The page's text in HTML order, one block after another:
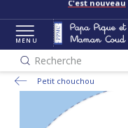
C'est nouveau
MENU
Recherche
Petit chouchou